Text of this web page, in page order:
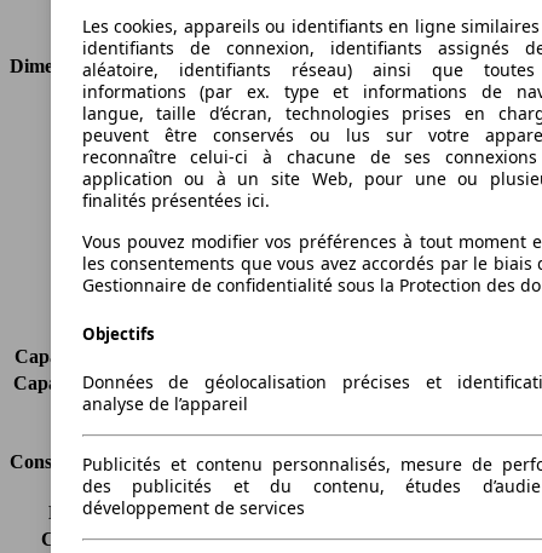
Type de traction
Traction avant
Dimensions
Longueur
4068 mm
Hauteur
1498 mm
Largeur
1783 mm
Empattement
Charge maximale
-
Portes
5
Charge sur toit
Capacité de remorquage (sans freins)
Capacité de remorquage (avec freins) 1000 kg
Volume du coffre
Consommation
Émissions de CO2*
-
Consommation (ville)
-
Les cookies, appareils ou identifiants en ligne
identifiants de connexion, identifiants assignés
aléatoire, identifiants réseau) ainsi que
informations (par ex. type et informations de
langue, taille d’écran, technologies prises en
peuvent être conservés ou lus sur votre
reconnaître celui-ci à chacune de ses
application ou à un site Web, pour une ou
finalités présentées ici.
Vous pouvez modifier vos préférences à tout moment
les consentements que vous avez accordés par le biais
Gestionnaire de confidentialité sous la Protection des
Objectifs
Données de géolocalisation précises et
analyse de l’appareil
Publicités et contenu personnalisés, mesure de
des publicités et du contenu, études
développement de services